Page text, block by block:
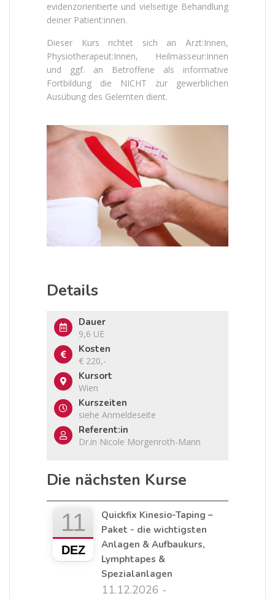
evidenzorientierte und vielseitige Behandlung
deiner Patient:innen.
Dieser Kurs richtet sich an Ärzt:Innen,
Physiotherapeut:Innen, Heilmasseur:Innen
und ggf. an Betroffene als informative
Fortbildung die NICHT zur gewerblichen
Ausübung des Gelernten dient.
Details
Dauer
9,6 UE
Kosten
€ 220,-
Kursort
Wien
Kurszeiten
siehe Anmeldeseite
Referent:in
Dr.in Nicole Morgenroth-Mann
Die nächsten Kurse
11
DEZ
Quickfix Kinesio-Taping –
Paket - die wichtigsten
Anlagen & Aufbaukurs,
Lymphtapes &
Spezialanlagen
11.12.2026 -